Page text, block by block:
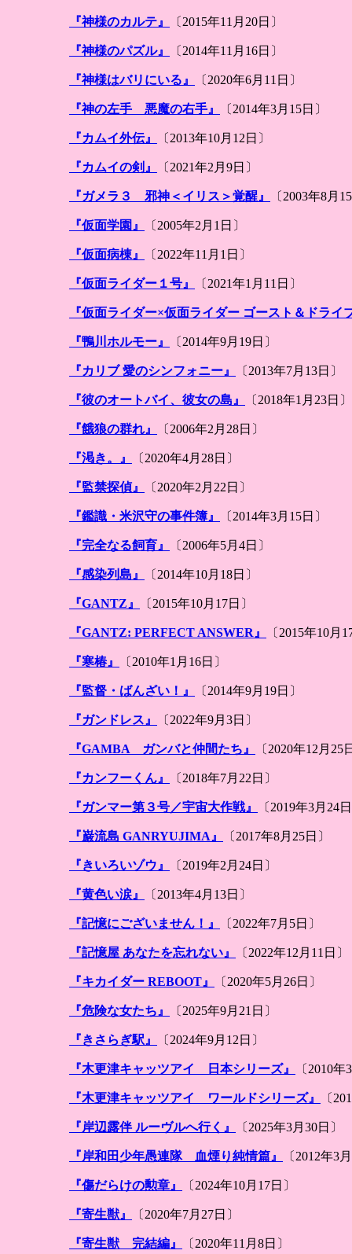
『神様のカルテ』 〔2015年11月20日〕
『神様のパズル』 〔2014年11月16日〕
『神様はバリにいる』 〔2020年6月11日〕
『神の左手 悪魔の右手』 〔2014年3月15日〕
『カムイ外伝』 〔2013年10月12日〕
『カムイの剣』 〔2021年2月9日〕
『ガメラ３ 邪神＜イリス＞覚醒』 〔2003年8月15
『仮面学園』 〔2005年2月1日〕
『仮面病棟』 〔2022年11月1日〕
『仮面ライダー１号』 〔2021年1月11日〕
『仮面ライダー×仮面ライダー ゴースト＆ドライ
『鴨川ホルモー』 〔2014年9月19日〕
『カリブ 愛のシンフォニー』 〔2013年7月13日〕
『彼のオートバイ、彼女の島』 〔2018年1月23日〕
『餓狼の群れ』 〔2006年2月28日〕
『渇き。』 〔2020年4月28日〕
『監禁探偵』 〔2020年2月22日〕
『鑑識・米沢守の事件簿』 〔2014年3月15日〕
『完全なる飼育』 〔2006年5月4日〕
『感染列島』 〔2014年10月18日〕
『GANTZ』 〔2015年10月17日〕
『GANTZ: PERFECT ANSWER』 〔2015年10月
『寒椿』 〔2010年1月16日〕
『監督・ばんざい！』 〔2014年9月19日〕
『ガンドレス』 〔2022年9月3日〕
『GAMBA ガンバと仲間たち』 〔2020年12月25
『カンフーくん』 〔2018年7月22日〕
『ガンマー第３号／宇宙大作戦』 〔2019年3月24日
『巌流島 GANRYUJIMA』 〔2017年8月25日〕
『きいろいゾウ』 〔2019年2月24日〕
『黄色い涙』 〔2013年4月13日〕
『記憶にございません！』 〔2022年7月5日〕
『記憶屋 あなたを忘れない』 〔2022年12月11日〕
『キカイダー REBOOT』 〔2020年5月26日〕
『危険な女たち』 〔2025年9月21日〕
『きさらぎ駅』 〔2024年9月12日〕
『木更津キャッツアイ 日本シリーズ』 〔2010年
『木更津キャッツアイ ワールドシリーズ』 〔
『岸辺露伴 ルーヴルへ行く』 〔2025年3月30日〕
『岸和田少年愚連隊 血煙り純情篇』 〔2012年3
『傷だらけの勲章』 〔2024年10月17日〕
『寄生獣』 〔2020年7月27日〕
『寄生獣 完結編』 〔2020年11月8日〕